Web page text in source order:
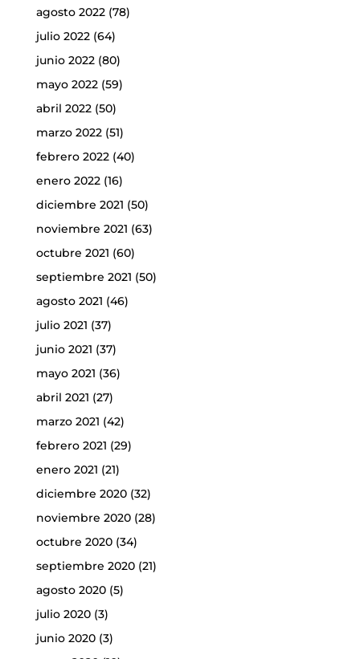
agosto 2022(78)
julio 2022(64)
junio 2022(80)
mayo 2022(59)
abril 2022(50)
marzo 2022(51)
febrero 2022(40)
enero 2022(16)
diciembre 2021 (50)
noviembre 2021 (63)
octubre 2021 (60)
septiembre 2021 (50)
agosto 2021 (46)
julio 2021 (37)
junio 2021 (37)
mayo 2021 (36)
abril 2021 (27)
marzo 2021 (42)
febrero 2021 (29)
enero 2021 (21)
diciembre 2020(32)
noviembre 2020(28)
octubre 2020(34)
septiembre 2020(21)
agosto 2020(5)
julio 2020(3)
junio 2020(3)